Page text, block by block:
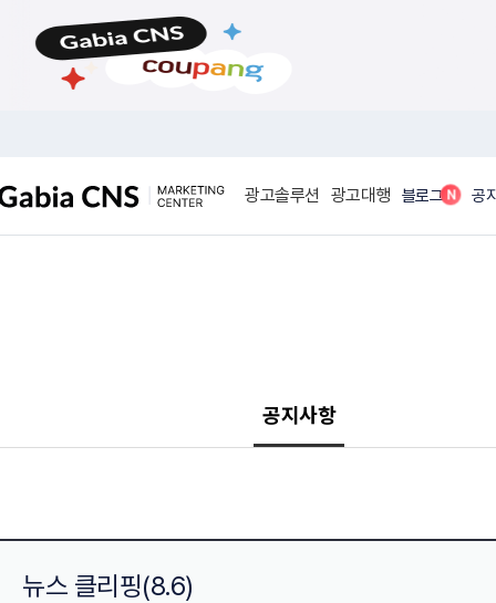
광고솔루션 광고대행 블로그 N 공
공지사항
뉴스 클리핑(8.6)